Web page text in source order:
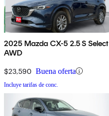
2025 Mazda CX-5 2.5 S Select
AWD
$23,590 Buena oferta
Incluye tarifas de conc.